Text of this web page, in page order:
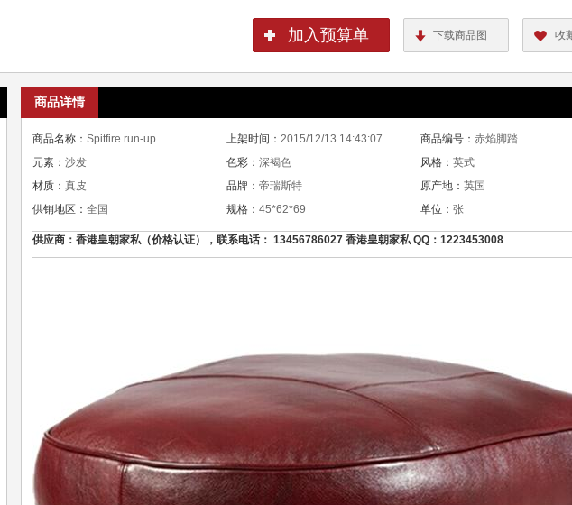
加入预算单 下载商品图 收
商品详情
商品名称： Spitfire run-up 上架时间： 2015/12/13 14:43:07 商品编号： 赤焰脚踏
元素： 沙发 色彩： 深褐色 风格： 英式
材质： 真皮 品牌： 帝瑞斯特 原产地： 英国
供销地区： 全国 规格： 45*62*69 单位： 张
供应商：香港皇朝家私（价格认证），联系电话： 13456786027 香港皇朝家私 QQ：1223453008